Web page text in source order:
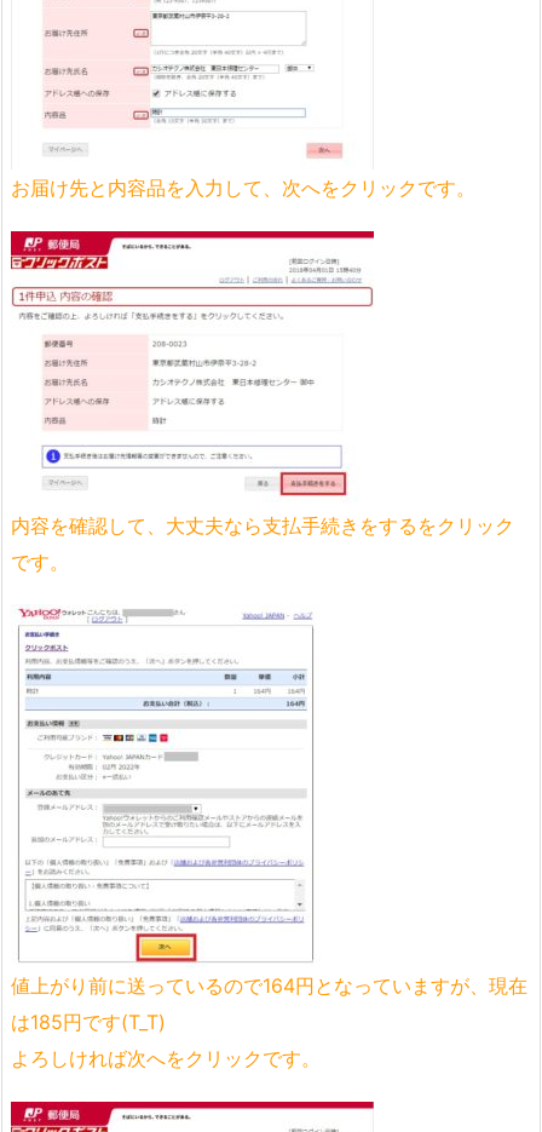
お届け先と内容品を入力して、次へをクリックです。
内容を確認して、大丈夫なら支払手続きをするをクリック
です。
値上がり前に送っているので164円となっていますが、現在
は185円です(T_T)
よろしければ次へをクリックです。